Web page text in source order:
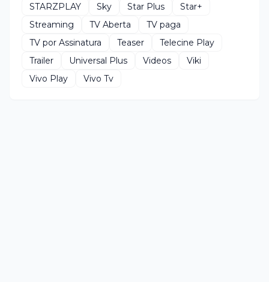
STARZPLAY
Sky Star Plus
Star+
Streaming
TV Aberta
TV paga
TV por Assinatura
Teaser
Telecine Play
Trailer
Universal Plus Videos
Viki
Vivo Play
Vivo Tv